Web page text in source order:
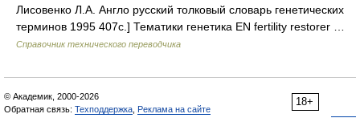
Лисовенко Л.А. Англо русский толковый словарь генетических
терминов 1995 407с.] Тематики генетика EN fertility restorer …
Справочник технического переводчика
18+
© Академик, 2000-2026
Обратная связь: Техподдержка Реклама на сайте